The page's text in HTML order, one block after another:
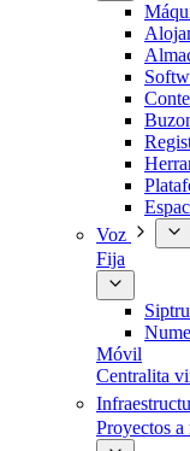
Voz
Fija
Móvil
Centralita
Proyectos a